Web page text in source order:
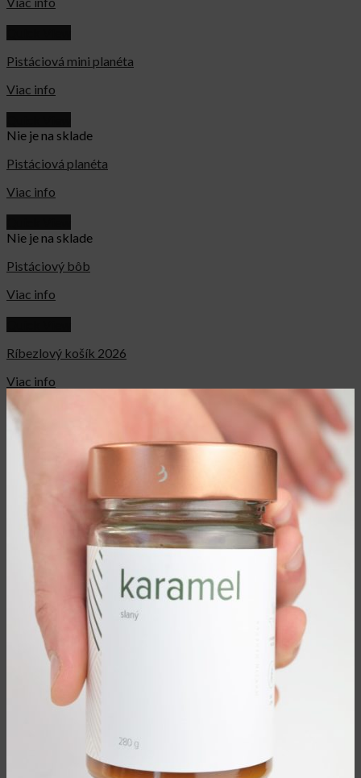
Pistáciová mini planéta
Viac info
Nie je na sklade
Pistáciová planéta
Viac info
Nie je na sklade
Pistáciový bôb
Viac info
Ríbezlový košík 2026
Viac info